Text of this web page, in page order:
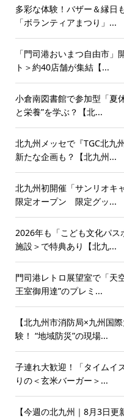
多彩な体験！バザー＆縁
「ボランティアまつり」...
「門司港おいまつ自由市
ト＞約40店舗が集結【...
小倉南図書館で参加型「
と栄養”を学ぶ？【北...
北九州メッセで『TGC北
新たな企画も？【北九州...
北九州初開催「サンリオキ
限定オープン 限定グッ...
2026年も「こども文化パ
施設＞で特典あり【北九...
門司港レトロ展望室で「
王室御用達”のプレミ...
【北九州市消防局×九州国
験！ “地域防災”の現場...
子連れ大歓迎！「タイム
りの＜玄米バーガー＞...
【今週の北九州｜8月3日